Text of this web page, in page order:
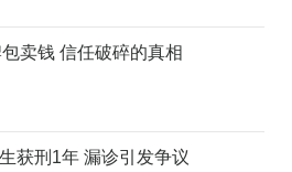
卖钱 信任破碎的真相
获刑1年 漏诊引发争议